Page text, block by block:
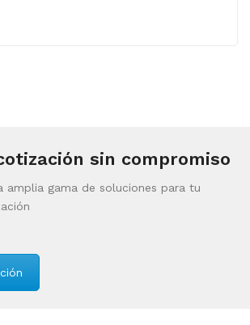
sin compromiso
amplia gama de soluciones para tu